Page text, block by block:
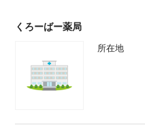
くろーばー薬局
所在地